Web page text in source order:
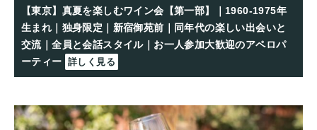
【東京】真夏を楽しむワイン会【第一部】｜1960-1975年
生まれ｜独身限定｜新宿御苑前｜同年代の楽しい出会いと
交流｜全員と会話スタイル｜お一人参加大歓迎のアペロパ
ーティー 詳しく見る